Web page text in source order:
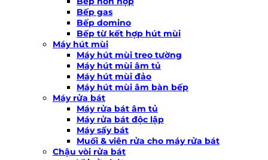
Bếp gas
Bếp domino
Bếp từ kết hợp hút mùi
Máy hút mùi
Máy hút mùi treo tường
Máy hút mùi âm tủ
Máy hút mùi đảo
Máy hút mùi âm bàn bếp
Máy rửa bát
Máy rửa bát âm tủ
Máy rửa bát độc lập
Máy sấy bát
Muối & viên rửa cho máy rửa bát
Chậu vòi rửa bát